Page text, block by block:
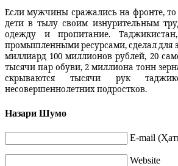
Если мужчины сражались на фронте,
дети в тылу своим изнурительным
одежду и пропитание.
промышленными ресурсами, сделал для
миллиард 100 миллионов рублей, 20
тысячи пар обуви, 2 миллиона тонн
скрываются тысячи рук
несовершеннолетних подростков.
Назари Шумо
E-mail
Website